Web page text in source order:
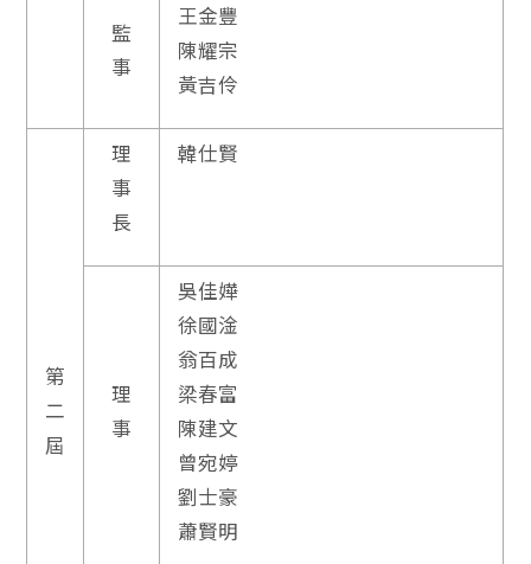
監
事
王金豐
陳耀宗
黃吉伶
第
二
屆
理
事
長
韓仕賢
理
事
吳佳嬅
徐國淦
翁百成
梁春富
陳建文
曾宛婷
劉士豪
蕭賢明